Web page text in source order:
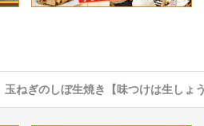
玉ねぎのしぼ生焼き【味つけは生しょ